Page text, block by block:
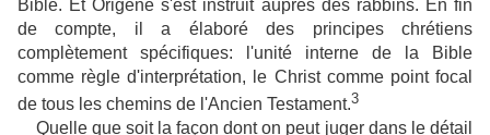
Bible. Et Origène s'est instruit auprès des rabbins. En fin
de compte, il a élaboré des principes chrétiens
complètement spécifiques: l'unité interne de la Bible
comme règle d'interprétation, le Christ comme point focal
de tous les chemins de l'Ancien Testament.3
Quelle que soit la façon dont on peut juger dans le détail